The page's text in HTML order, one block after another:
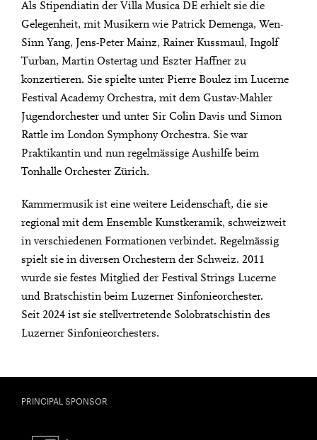
Als Stipendiatin der Villa Musica DE erhielt sie die
Gelegenheit, mit Musikern wie Patrick Demenga, Wen-
Sinn Yang, Jens-Peter Mainz, Rainer Kussmaul, Ingolf
Turban, Martin Ostertag und Eszter Haffner zu
konzertieren. Sie spielte unter Pierre Boulez im Lucerne
Festival Academy Orchestra, mit dem Gustav-Mahler
Jugendorchester und unter Sir Colin Davis und Simon
Rattle im London Symphony Orchestra. Sie war
Praktikantin und nun regelmässige Aushilfe beim
Tonhalle Orchester Zürich.
Kammermusik ist eine weitere Leidenschaft, die sie
regional mit dem Ensemble Kunstkeramik, schweizweit
in verschiedenen Formationen verbindet. Regelmässig
spielt sie in diversen Orchestern der Schweiz. 2011
wurde sie festes Mitglied der Festival Strings Lucerne
und Bratschistin beim Luzerner Sinfonieorchester.
Seit 2024 ist sie stellvertretende Solobratschistin des
Luzerner Sinfonieorchesters.
PRINCIPAL SPONSOR